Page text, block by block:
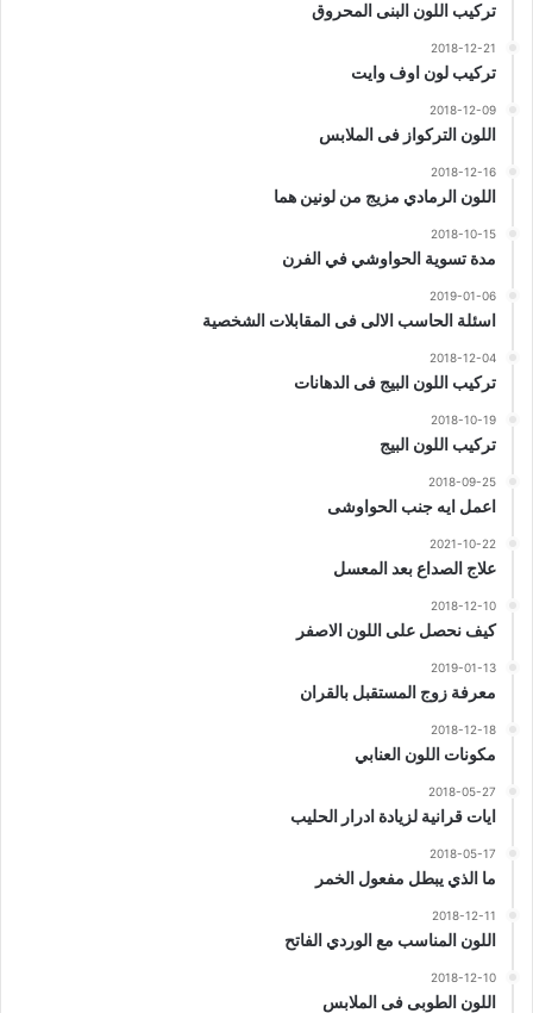
تركيب اللون البنى المحروق
2018-12-21
تركيب لون اوف وايت
2018-12-09
اللون التركواز فى الملابس
2018-12-16
اللون الرمادي مزيج من لونين هما
2018-10-15
مدة تسوية الحواوشي في الفرن
2019-01-06
اسئلة الحاسب الالى فى المقابلات الشخصية
2018-12-04
تركيب اللون البيج فى الدهانات
2018-10-19
تركيب اللون البيج
2018-09-25
اعمل ايه جنب الحواوشى
2021-10-22
علاج الصداع بعد المعسل
2018-12-10
كيف نحصل على اللون الاصفر
2019-01-13
معرفة زوج المستقبل بالقران
2018-12-18
مكونات اللون العنابي
2018-05-27
ايات قرانية لزيادة ادرار الحليب
2018-05-17
ما الذي يبطل مفعول الخمر
2018-12-11
اللون المناسب مع الوردي الفاتح
2018-12-10
اللون الطوبى فى الملابس